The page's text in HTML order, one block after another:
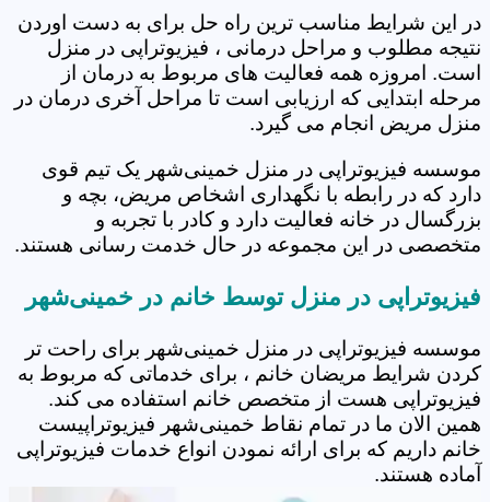
در این شرایط مناسب ترین راه حل برای به دست اوردن
نتیجه مطلوب و مراحل درمانی ، فیزیوتراپی در منزل
است. امروزه همه فعالیت های مربوط به درمان از
مرحله ابتدایی که ارزیابی است تا مراحل آخری درمان در
منزل مریض انجام می گیرد.
موسسه فیزیوتراپی در منزل خمینی‌شهر یک تیم قوی
دارد که در رابطه با نگهداری اشخاص مریض، بچه و
بزرگسال در خانه فعالیت دارد و کادر با تجربه و
متخصصی در این مجموعه در حال خدمت رسانی هستند.
فیزیوتراپی در منزل توسط خانم در خمینی‌شهر
موسسه فیزیوتراپی در منزل خمینی‌شهر برای راحت تر
کردن شرایط مریضان خانم ، برای خدماتی که مربوط به
فیزیوتراپی هست از متخصص خانم استفاده می کند.
همین الان ما در تمام نقاط خمینی‌شهر فیزیوتراپیست
خانم داریم که برای ارائه نمودن انواع خدمات فیزیوتراپی
آماده هستند.